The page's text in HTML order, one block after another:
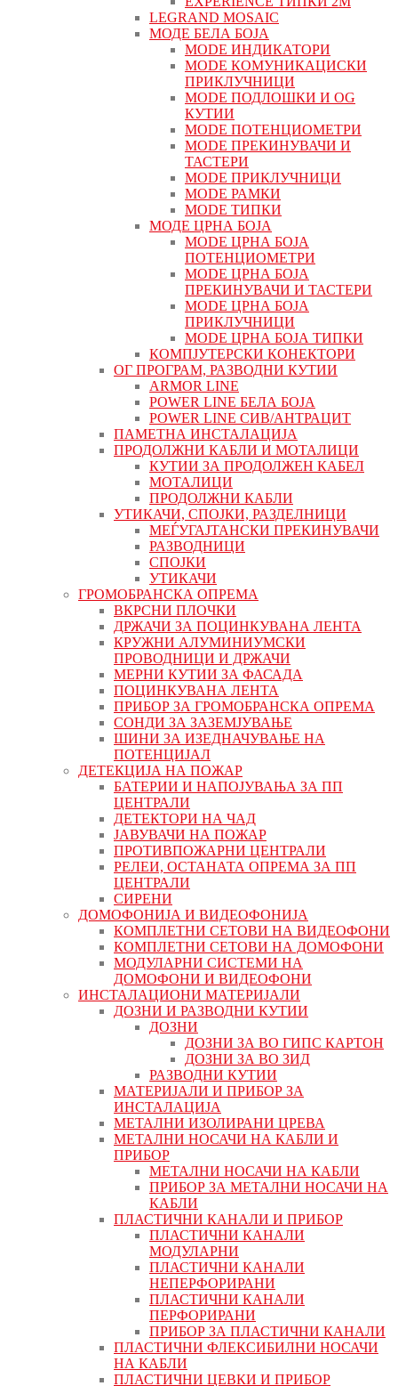
LEGRAND MOSAIC
МОДЕ БЕЛА БОЈА
MODE ИНДИКАТОРИ
MODE КОМУНИКАЦИСКИ
ПРИКЛУЧНИЦИ
MODE ПОДЛОШКИ И OG
КУТИИ
MODE ПОТЕНЦИОМЕТРИ
MODE ПРEКИНУВАЧИ И
ТАСТЕРИ
MODE ПРИКЛУЧНИЦИ
MODE РАМКИ
MODE ТИПКИ
МОДЕ ЦРНА БОЈА
MODE ЦРНА БОЈА
ПОТЕНЦИОМЕТРИ
MODE ЦРНА БОЈА
ПРЕКИНУВАЧИ И ТАСТЕРИ
MODE ЦРНА БОЈА
ПРИКЛУЧНИЦИ
MODE ЦРНА БОЈА ТИПКИ
КОМПЈУТЕРСКИ КОНЕКТОРИ
ОГ ПРОГРАМ, РАЗВОДНИ КУТИИ
ARMOR LINE
POWER LINE БЕЛА БОЈА
POWER LINE СИВ/АНТРАЦИТ
ПАМЕТНА ИНСТАЛАЦИЈА
ПРОДОЛЖНИ КАБЛИ И МОТАЛИЦИ
КУТИИ ЗА ПРОДОЛЖЕН КАБЕЛ
МОТАЛИЦИ
ПРОДОЛЖНИ КАБЛИ
УТИКАЧИ, СПОЈКИ, РАЗДЕЛНИЦИ
МЕЃУГАЈТАНСКИ ПРЕКИНУВАЧИ
РАЗВОДНИЦИ
СПОЈКИ
УТИКАЧИ
ГРОМОБРАНСКА ОПРЕМА
ВКРСНИ ПЛОЧКИ
ДРЖАЧИ ЗА ПОЦИНКУВАНА ЛЕНТА
КРУЖНИ АЛУМИНИУМСКИ
ПРОВОДНИЦИ И ДРЖАЧИ
МЕРНИ КУТИИ ЗА ФАСАДА
ПОЦИНКУВАНА ЛЕНТА
ПРИБОР ЗА ГРОМОБРАНСКА ОПРЕМА
СОНДИ ЗА ЗАЗЕМЈУВАЊЕ
ШИНИ ЗА ИЗЕДНАЧУВАЊЕ НА
ПОТЕНЦИЈАЛ
ДЕТЕКЦИЈА НА ПОЖАР
БАТЕРИИ И НАПОЈУВАЊА ЗА ПП
ЦЕНТРАЛИ
ДЕТЕКТОРИ НА ЧАД
ЈАВУВАЧИ НА ПОЖАР
ПРОТИВПОЖАРНИ ЦЕНТРАЛИ
РЕЛЕИ, ОСТАНАТА ОПРЕМА ЗА ПП
ЦЕНТРАЛИ
СИРЕНИ
ДОМОФОНИЈА И ВИДЕОФОНИЈА
КОМПЛЕТНИ СЕТОВИ НА ВИДЕОФОНИ
КОМПЛЕТНИ СЕТОВИ НА ДОМОФОНИ
МОДУЛАРНИ СИСТЕМИ НА
ДОМОФОНИ И ВИДЕОФОНИ
ИНСТАЛАЦИОНИ МАТЕРИЈАЛИ
ДОЗНИ И РАЗВОДНИ КУТИИ
ДОЗНИ
ДОЗНИ ЗА ВО ГИПС КАРТОН
ДОЗНИ ЗА ВО ЗИД
РАЗВОДНИ КУТИИ
МАТЕРИЈАЛИ И ПРИБОР ЗА
ИНСТАЛАЦИЈА
МЕТАЛНИ ИЗОЛИРАНИ ЦРЕВА
МЕТАЛНИ НОСАЧИ НА КАБЛИ И
ПРИБОР
МЕТАЛНИ НОСАЧИ НА КАБЛИ
ПРИБОР ЗА МЕТАЛНИ НОСАЧИ НА
КАБЛИ
ПЛАСТИЧНИ КАНАЛИ И ПРИБОР
ПЛАСТИЧНИ КАНАЛИ
МОДУЛАРНИ
ПЛАСТИЧНИ КАНАЛИ
НЕПЕРФОРИРАНИ
ПЛАСТИЧНИ КАНАЛИ
ПЕРФОРИРАНИ
ПРИБОР ЗА ПЛАСТИЧНИ КАНАЛИ
ПЛАСТИЧНИ ФЛЕКСИБИЛНИ НОСАЧИ
НА КАБЛИ
ПЛАСТИЧНИ ЦЕВКИ И ПРИБОР